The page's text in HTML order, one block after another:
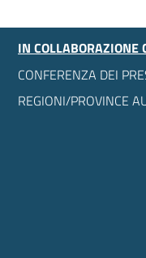
IN COLLABORAZIONE
CONFERENZA DEI
REGIONI/PROVINCE